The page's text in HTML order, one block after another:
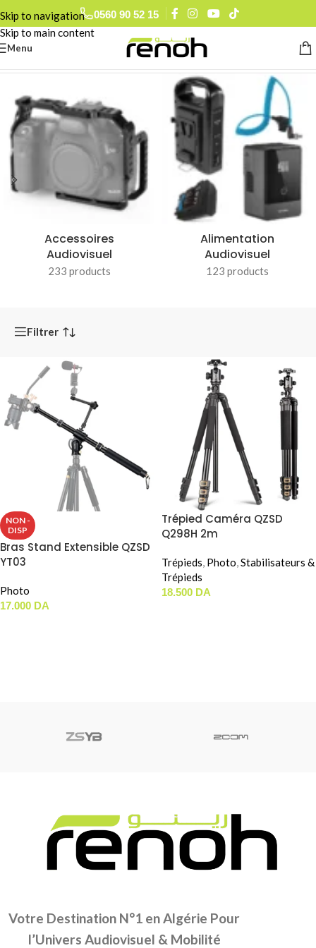
Skip to navigation
Skip to main content
0560 90 52 15
Menu
Accessoires
Audiovisuel
233 products
Alimentation
Audiovisuel
123 products
Filtrer
NON -
DISP
Bras Stand Extensible QZSD
YT03
Photo
17.000 DA
Trépied Caméra QZSD
Q298H 2m
Trépieds, Photo,Stabilisateurs &
Trépieds
18.500 DA
Votre Destination N°1 en Algérie Pour
l’Univers Audiovisuel & Mobilité